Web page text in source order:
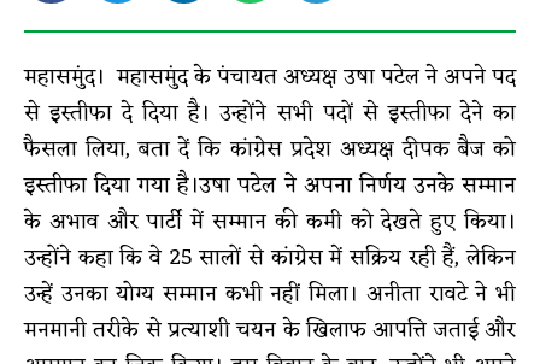
महासमुंद। महासमुंद के पंचायत अध्यक्ष उषा पटेल ने अपने पद
से इस्तीफा दे दिया है। उन्होंने सभी पदों से इस्तीफा देने का
फैसला लिया, बता दें कि कांग्रेस प्रदेश अध्यक्ष दीपक बैज को
इस्तीफा दिया गया है।उषा पटेल ने अपना निर्णय उनके सम्मान
के अभाव और पार्टी में सम्मान की कमी को देखते हुए किया।
उन्होंने कहा कि वे 25 सालों से कांग्रेस में सक्रिय रही हैं, लेकिन
उन्हें उनका योग्य सम्मान कभी नहीं मिला। अनीता रावटे ने भी
मनमानी तरीके से प्रत्याशी चयन के खिलाफ आपत्ति जताई और